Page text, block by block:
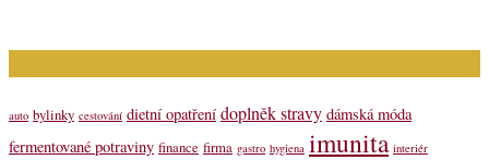
auto bylinky cestování dietní opatření doplněk stravy dámská móda
fermentované potraviny finance firma gastro hygiena imunita interiér